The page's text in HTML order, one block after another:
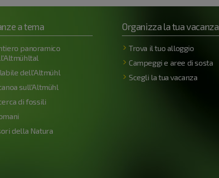
a tema
panoramico
dell'Altmühl
sull'Altmühl
di fossili
della Natura
Organizza la tua vacanza
Trova il tuo alloggio
Campeggi e aree di sosta
Scegli la tua vacanza